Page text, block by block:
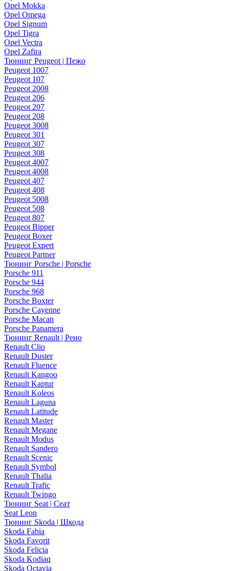
Opel Mokka
Opel Omega
Opel Signum
Opel Tigra
Opel Vectra
Opel Zafira
Тюнинг Peugeot | Пежо
Peugeot 1007
Peugeot 107
Peugeot 2008
Peugeot 206
Peugeot 207
Peugeot 208
Peugeot 3008
Peugeot 301
Peugeot 307
Peugeot 308
Peugeot 4007
Peugeot 4008
Peugeot 407
Peugeot 408
Peugeot 5008
Peugeot 508
Peugeot 807
Peugeot Bipper
Peugeot Boxer
Peugeot Expert
Peugeot Partner
Тюнинг Porsche | Porsche
Porsche 911
Porsche 944
Porsche 968
Porsche Boxter
Porsche Cayenne
Porsche Macan
Porsche Panamera
Тюнинг Renault | Рено
Renault Clio
Renault Duster
Renault Fluence
Renault Kangoo
Renault Kaptur
Renault Koleos
Renault Laguna
Renault Latitude
Renault Master
Renault Megane
Renault Modus
Renault Sandero
Renault Scenic
Renault Symbol
Renault Thalia
Renault Trafic
Renault Twingo
Тюнинг Seat | Сеат
Seat Leon
Тюнинг Skoda | Шкода
Skoda Fabia
Skoda Favorit
Skoda Felicia
Skoda Kodiaq
Skoda Octavia